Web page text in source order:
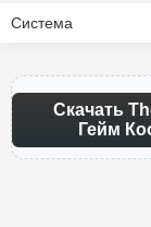
Система
Скачать
Гейм